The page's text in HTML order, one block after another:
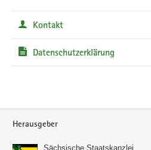
Kontakt
Datenschutzerklärung
Herausgeber
Sächsische Staatskanzlei